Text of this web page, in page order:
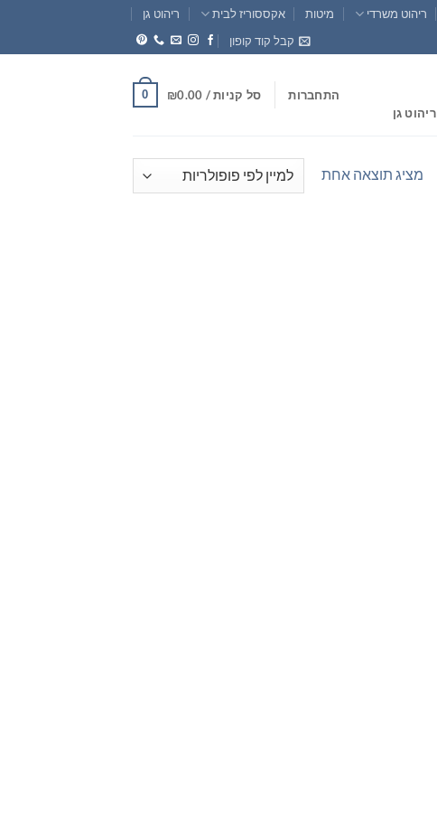
ריהוט משרדי מיטות אקססוריז לבית
ריהוט גן
קבל קוד קופון
ריהוט גן
התחברות סל קניות / ₪0.00
0
מציג תוצאה אחת